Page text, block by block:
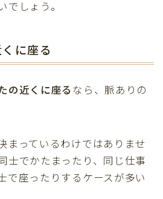
でしょう。
に座る
の近くに座る なら、脈ありの
まっているわけではありませ
士でかたまったり、同じ仕事
で座ったりするケースが多い